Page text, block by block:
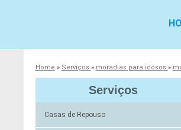
Home » Serviços » moradias para idosos »
Serviços
Casas de Repouso